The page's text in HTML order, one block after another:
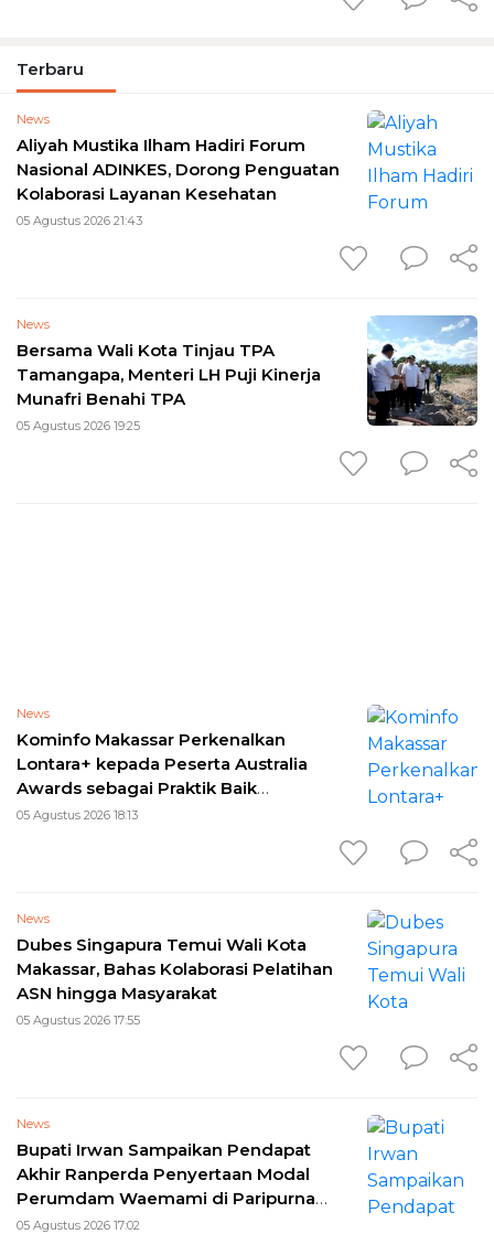
Terbaru
News
Aliyah Mustika Ilham Hadiri Forum
Nasional ADINKES, Dorong Penguatan
Kolaborasi Layanan Kesehatan
05 Agustus 2026 21:43
News
Bersama Wali Kota Tinjau TPA
Tamangapa, Menteri LH Puji Kinerja
Munafri Benahi TPA
05 Agustus 2026 19:25
News
Kominfo Makassar Perkenalkan
Lontara+ kepada Peserta Australia
Awards sebagai Praktik Baik
Transformasi Digital
05 Agustus 2026 18:13
News
Dubes Singapura Temui Wali Kota
Makassar, Bahas Kolaborasi Pelatihan
ASN hingga Masyarakat
05 Agustus 2026 17:55
News
Bupati Irwan Sampaikan Pendapat
Akhir Ranperda Penyertaan Modal
Perumdam Waemami di Paripurna
DPRD
05 Agustus 2026 17:02